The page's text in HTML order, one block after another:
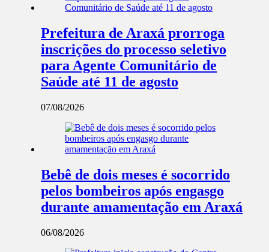
Prefeitura de Araxá prorroga
inscrições do processo seletivo
para Agente Comunitário de
Saúde até 11 de agosto
07/08/2026
Bebê de dois meses é socorrido
pelos bombeiros após engasgo
durante amamentação em Araxá
06/08/2026